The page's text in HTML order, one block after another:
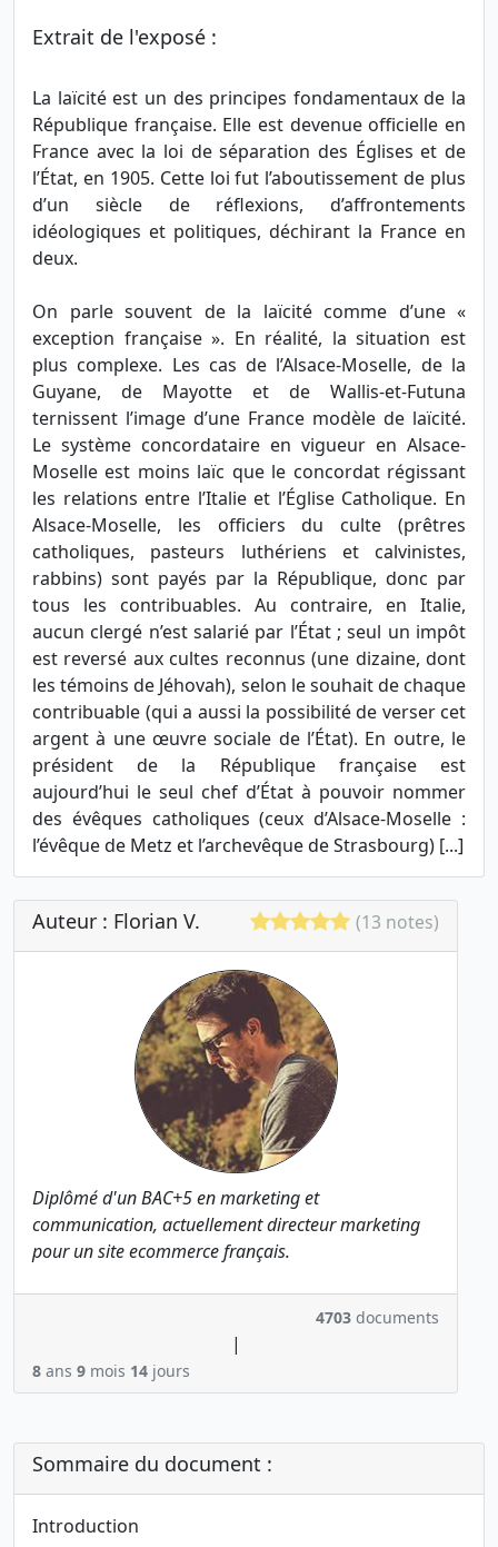
Extrait de l'exposé :
La laïcité est un des principes fondamentaux de la
République française. Elle est devenue officielle en
France avec la loi de séparation des Églises et de
l’État, en 1905. Cette loi fut l’aboutissement de plus
d’un siècle de réflexions, d’affrontements
idéologiques et politiques, déchirant la France en
deux.
On parle souvent de la laïcité comme d’une «
exception française ». En réalité, la situation est
plus complexe. Les cas de l’Alsace-Moselle, de la
Guyane, de Mayotte et de Wallis-et-Futuna
ternissent l’image d’une France modèle de laïcité.
Le système concordataire en vigueur en Alsace-
Moselle est moins laïc que le concordat régissant
les relations entre l’Italie et l’Église Catholique. En
Alsace-Moselle, les officiers du culte (prêtres
catholiques, pasteurs luthériens et calvinistes,
rabbins) sont payés par la République, donc par
tous les contribuables. Au contraire, en Italie,
aucun clergé n’est salarié par l’État ; seul un impôt
est reversé aux cultes reconnus (une dizaine, dont
les témoins de Jéhovah), selon le souhait de chaque
contribuable (qui a aussi la possibilité de verser cet
argent à une œuvre sociale de l’État). En outre, le
président de la République française est
aujourd’hui le seul chef d’État à pouvoir nommer
des évêques catholiques (ceux d’Alsace-Moselle :
l’évêque de Metz et l’archevêque de Strasbourg) [...]
Auteur : Florian V. (13 notes)
Diplômé d'un BAC+5 en marketing et
communication, actuellement directeur marketing
pour un site ecommerce français.
4703 documents
|
8 ans 9 mois 14 jours
Sommaire du document :
Introduction